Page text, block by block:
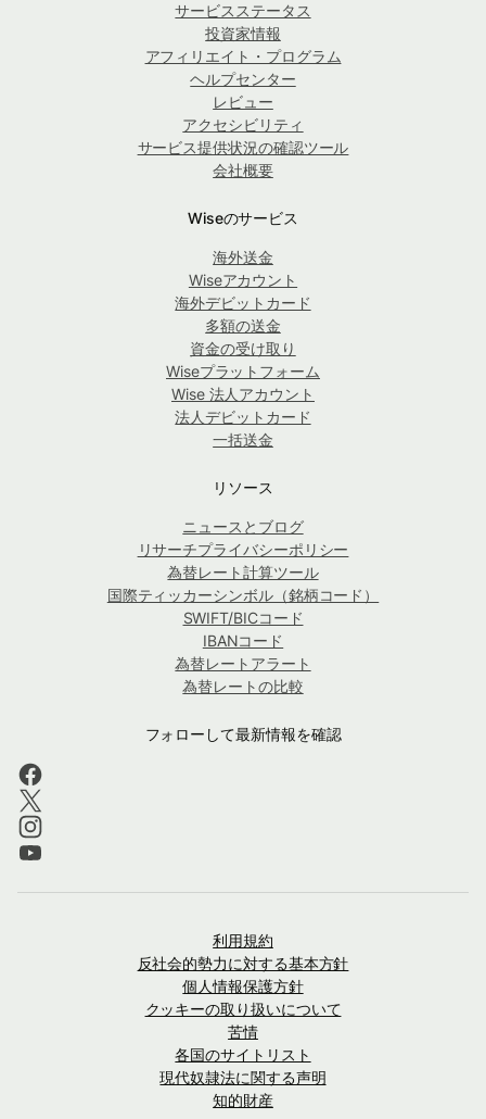
サービスステータス
投資家情報
アフィリエイト・プログラム
ヘルプセンター
レビュー
アクセシビリティ
サービス提供状況の確認ツール
会社概要
Wiseのサービス
海外送金
Wiseアカウント
海外デビットカード
多額の送金
資金の受け取り
Wiseプラットフォーム
Wise 法人アカウント
法人デビットカード
一括送金
リソース
ニュースとブログ
リサーチプライバシーポリシー
為替レート計算ツール
国際ティッカーシンボル（銘柄コード）
SWIFT/BICコード
IBANコード
為替レートアラート
為替レートの比較
フォローして最新情報を確認
利用規約
反社会的勢力に対する基本方針
個人情報保護方針
クッキーの取り扱いについて
苦情
各国のサイトリスト
現代奴隷法に関する声明
知的財産